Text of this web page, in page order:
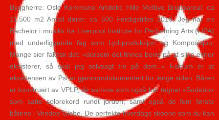
Byggherre: Oslo Kommune Arkitekt: Hille Melbye Bruttoareal: ca
11.500 m2 Antall dører: ca 500 Ferdigstilles 2019. Jeg har en
Bachelor i musikk fra Liverpool Institute for Performing Arts (LIPA)
med underliggende fag som Lyd-produksjon og Komposisjon.
Mange sier faktisk det: «dersom det finnes bevis på at slike evner
eksisterer, så skal jeg selvsagt tro på dem..» Faktum er at
eksistensen av Psi er gjennomdokumentert for lenge siden. Båten
er konstruert av VPLP, de samme som også har tegnet «Sodebo»
som satte solorekord rundt jorden, samt også de fem første
båtene i Vendee Globe. De perfekte hverdags skoene som du kan